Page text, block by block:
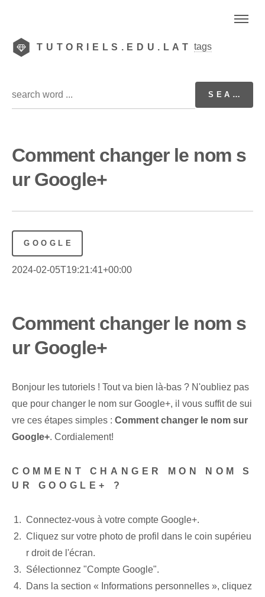
TUTORIELS.EDU.LAT tags
Comment changer le nom s
ur Google+
GOOGLE
2024-02-05T19:21:41+00:00
Comment changer le nom s
ur Google+
Bonjour les tutoriels ! Tout va bien là-bas ? N'oubliez pas
que pour changer le nom sur Google+, il vous suffit de sui
vre ces étapes simples : Comment changer le nom sur
Google+. Cordialement!
COMMENT CHANGER MON NOM S
UR GOOGLE+ ?
Connectez-vous à votre compte Google+.
Cliquez sur votre photo de profil dans le coin supérieu
r droit de l'écran.
Sélectionnez "Compte Google".
Dans la section « Informations personnelles », cliquez